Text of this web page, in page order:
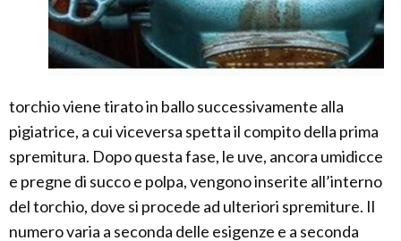
torchio viene tirato in ballo successivamente alla
pigiatrice, a cui viceversa spetta il compito della prima
spremitura. Dopo questa fase, le uve, ancora umidicce
e pregne di succo e polpa, vengono inserite all’interno
del torchio, dove si procede ad ulteriori spremiture. Il
numero varia a seconda delle esigenze e a seconda